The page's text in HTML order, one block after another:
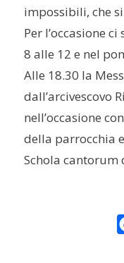
impossibili, che
Per l’occasione
8 alle 12 e nel
Alle 18.30 la
dall’arcivescovo
nell’occasione
della parrocchia
Schola cantorum